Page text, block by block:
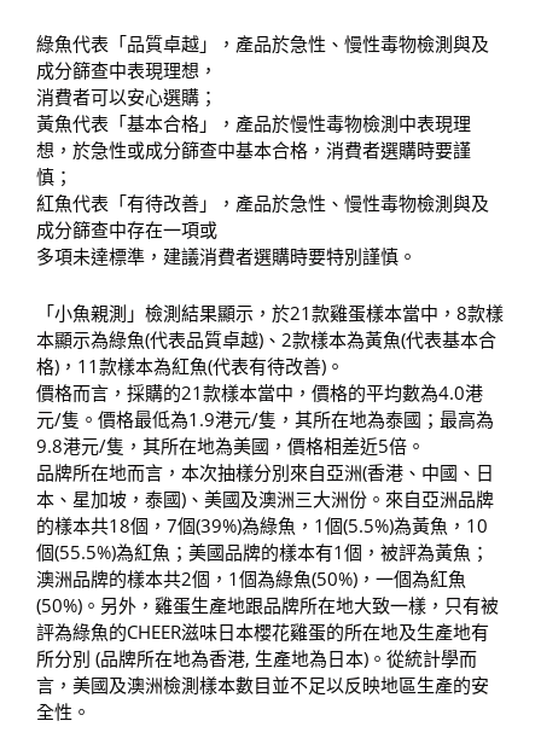
綠魚代表「品質卓越」，產品於急性、慢性毒物檢測與及
成分篩查中表現理想，
消費者可以安心選購；
黃魚代表「基本合格」，產品於慢性毒物檢測中表現理
想，於急性或成分篩查中基本合格，消費者選購時要謹
慎；
紅魚代表「有待改善」，產品於急性、慢性毒物檢測與及
成分篩查中存在一項或
多項未達標準，建議消費者選購時要特別謹慎。
「小魚親測」檢測結果顯示，於21款雞蛋樣本當中，8款樣
本顯示為綠魚(代表品質卓越)、2款樣本為黃魚(代表基本合
格)，11款樣本為紅魚(代表有待改善)。
價格而言，採購的21款樣本當中，價格的平均數為4.0港
元/隻。價格最低為1.9港元/隻，其所在地為泰國；最高為
9.8港元/隻，其所在地為美國，價格相差近5倍。
品牌所在地而言，本次抽樣分別來自亞洲(香港、中國、日
本、星加坡，泰國)、美國及澳洲三大洲份。來自亞洲品牌
的樣本共18個，7個(39%)為綠魚，1個(5.5%)為黃魚，10
個(55.5%)為紅魚；美國品牌的樣本有1個，被評為黃魚；
澳洲品牌的樣本共2個，1個為綠魚(50%)，一個為紅魚
(50%)。另外，雞蛋生產地跟品牌所在地大致一樣，只有被
評為綠魚的CHEER滋味日本櫻花雞蛋的所在地及生產地有
所分別 (品牌所在地為香港, 生產地為日本)。從統計學而
言，美國及澳洲檢測樣本數目並不足以反映地區生產的安
全性。